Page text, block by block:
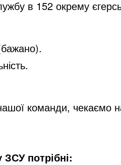
в 152 окрему
команди, чекаємо
потрібні: